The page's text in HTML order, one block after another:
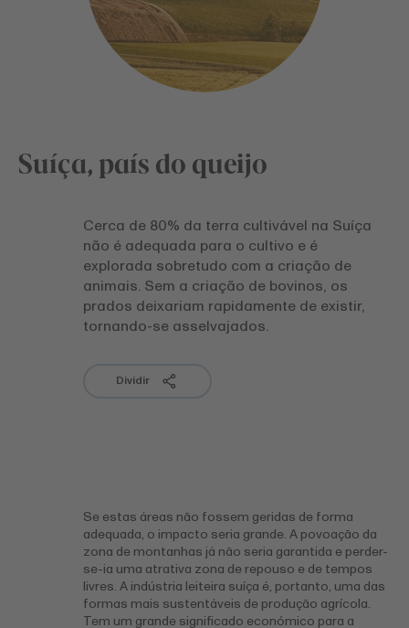
Suíça, país do queijo
Cerca de 80% da terra cultivável na Suíça
não é adequada para o cultivo e é
explorada sobretudo com a criação de
animais. Sem a criação de bovinos, os
prados deixariam rapidamente de existir,
tornando-se asselvajados.
Dividir
Se estas áreas não fossem geridas de forma
adequada, o impacto seria grande. A povoação da
zona de montanhas já não seria garantida e perder-
se-ia uma atrativa zona de repouso e de tempos
livres. A indústria leiteira suíça é, portanto, uma das
formas mais sustentáveis ​​de produção agrícola.
Tem um grande significado económico para a